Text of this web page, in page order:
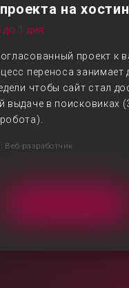
на
1 дня
проект к
переноса занимает
чтобы сайт стал
выдаче в поисковиках
Веб-разработчик